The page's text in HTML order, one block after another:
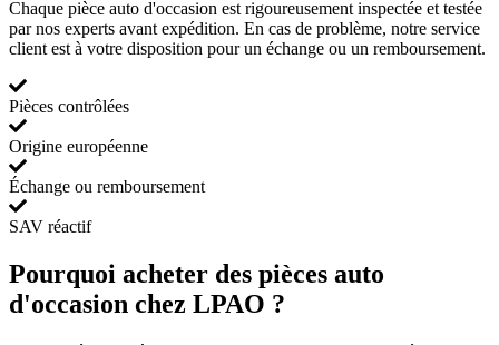
Chaque pièce auto d'occasion est rigoureusement inspectée et testée
par nos experts avant expédition. En cas de problème, notre service
client est à votre disposition pour un échange ou un remboursement.
Pièces contrôlées
Origine européenne
Échange ou remboursement
SAV réactif
Pourquoi acheter des pièces auto
d'occasion chez LPAO ?